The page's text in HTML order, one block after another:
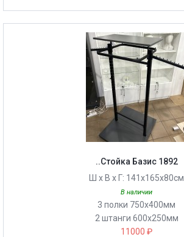
..Стойка Базис 1892
Ш х В х Г: 141х165х80см
В наличии
3 полки 750х400мм
2 штанги 600х250мм
11000 ₽